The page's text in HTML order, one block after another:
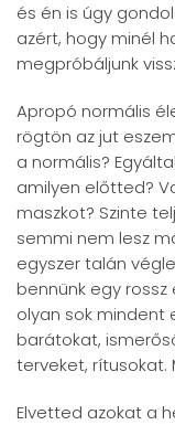
és én is úgy
azért, hogy minél
megpróbáljunk
Apropó normális
rögtön az jut
a normális?
amilyen előtted?
maszkot? Szinte
semmi nem lesz
egyszer talán
bennünk egy rossz
olyan sok mindent
barátokat,
terveket, rítusokat.
Elvetted azokat a